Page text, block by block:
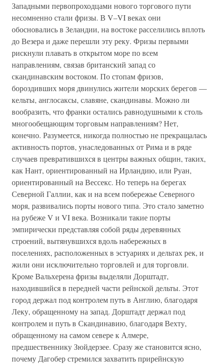
Западными первопроходцами нового торгового пути
несомненно стали фризы. В V–VI веках они
обосновались в Зеландии, на востоке расселились вплоть
до Везера и даже перешли эту реку. Фризы первыми
рискнули плавать в открытом море по всем
направлениям, связав британский запад со
скандинавским востоком. По стопам фризов,
бороздивших моря двинулись жители морских берегов —
кельты, англосаксы, славяне, скандинавы. Можно ли
вообразить, что франки остались равнодушными к столь
многообещающим торговым направлениям? Нет,
конечно. Разумеется, никогда полностью не прекращалась
активность портов, унаследованных от Рима и в ряде
случаев превратившихся в центры важных общин, таких,
как Нант, ориентированный на Ирландию, или Руан,
ориентированный на Вессекс. Но теперь на берегах
Северной Галлии, как и на всем побережье Северного
моря, развивались порты нового типа. Это стало заметно
на рубеже V и VI века. Возникали такие порты
эмпирически представляя собой ряды деревянных
строений, вытянувшихся вдоль набережных в
поселениях, расположенных в эстуариях и дельтах рек, и
жили они исключительно торговлей и для торговли.
Кроме Вальхерена фризы выделяли Дорштадт,
находившийся в передней части рейнской дельты. Этот
город держал под контролем путь в Англию, благодаря
Леку, обращенному на запад. Дорштадт держал под
контролем и путь в Скандинавию, благодаря Вехту,
обращенному на самом севере к Алмере,
предшественнику Зюйдерзее. Сразу же становится ясно,
почему Дагобер стремился захватить прирейнскую